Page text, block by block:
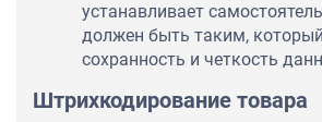
устанавливает
должен быть таким,
сохранность и четкость
Штрихкодирование товара